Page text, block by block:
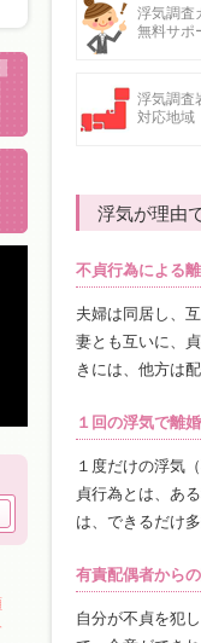
浮気調査
無料サポ
浮気調査
対応地域
浮気が理由
不貞行為による
夫婦は同居し、
妻とも互いに、
きには、他方は
１回の浮気で離
１度だけの浮気
貞行為とは、あ
は、できるだけ
有責配偶者から
自分が不貞を犯